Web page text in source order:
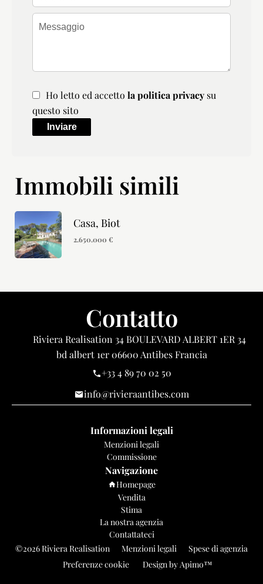
Ho letto ed accetto la politica privacy su
questo sito
Inviare
Immobili simili
Casa, Biot
2.650.000 €
Contatto
Riviera Realisation 34 BOULEVARD ALBERT 1ER 34
bd albert 1er06600 Antibes Francia
+33 4 89 70 02 50
info@rivieraantibes.com
Informazioni legali
Menzioni legali
Commissione
Navigazione
Homepage
Vendita
Stima
La nostra agenzia
Contattateci
©2026 Riviera Realisation
Menzioni legali
Spese di agenzia
Preferenze cookie
Design byApimo™